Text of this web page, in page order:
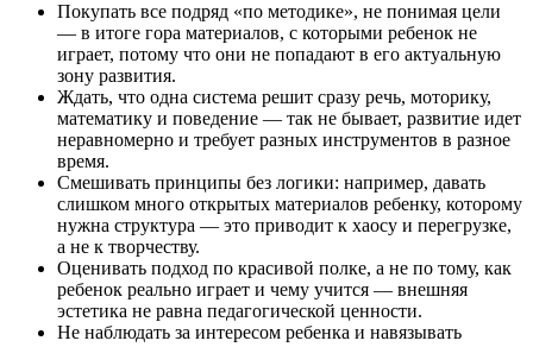
Покупать все подряд «по методике», не понимая цели
— в итоге гора материалов, с которыми ребенок не
играет, потому что они не попадают в его актуальную
зону развития.
Ждать, что одна система решит сразу речь, моторику,
математику и поведение — так не бывает, развитие идет
неравномерно и требует разных инструментов в разное
время.
Смешивать принципы без логики: например, давать
слишком много открытых материалов ребенку, которому
нужна структура — это приводит к хаосу и перегрузке,
а не к творчеству.
Оценивать подход по красивой полке, а не по тому, как
ребенок реально играет и чему учится — внешняя
эстетика не равна педагогической ценности.
Не наблюдать за интересом ребенка и навязывать